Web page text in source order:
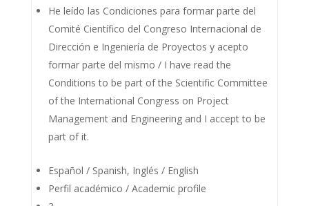
He leído las Condiciones para formar parte del
Comité Científico del Congreso Internacional de
Dirección e Ingeniería de Proyectos y acepto
formar parte del mismo / I have read the
Conditions to be part of the Scientific Committee
of the International Congress on Project
Management and Engineering and I accept to be
part of it.
Español / Spanish, Inglés / English
Perfil académico / Academic profile